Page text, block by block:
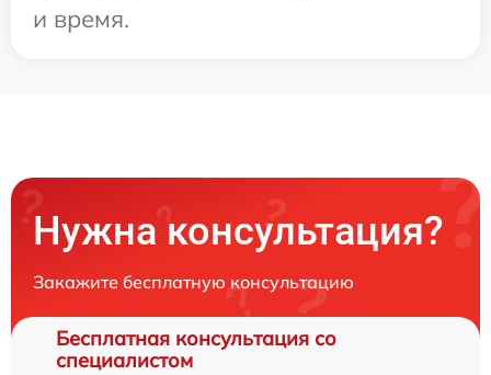
и время.
Нужна консультация?
Закажите бесплатную консультацию
Бесплатная консультация со
специалистом